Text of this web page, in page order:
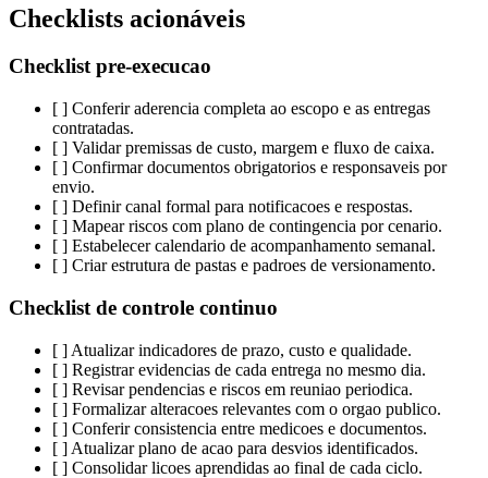
Checklists acionáveis
Checklist pre-execucao
[ ] Conferir aderencia completa ao escopo e as entregas
contratadas.
[ ] Validar premissas de custo, margem e fluxo de caixa.
[ ] Confirmar documentos obrigatorios e responsaveis por
envio.
[ ] Definir canal formal para notificacoes e respostas.
[ ] Mapear riscos com plano de contingencia por cenario.
[ ] Estabelecer calendario de acompanhamento semanal.
[ ] Criar estrutura de pastas e padroes de versionamento.
Checklist de controle continuo
[ ] Atualizar indicadores de prazo, custo e qualidade.
[ ] Registrar evidencias de cada entrega no mesmo dia.
[ ] Revisar pendencias e riscos em reuniao periodica.
[ ] Formalizar alteracoes relevantes com o orgao publico.
[ ] Conferir consistencia entre medicoes e documentos.
[ ] Atualizar plano de acao para desvios identificados.
[ ] Consolidar licoes aprendidas ao final de cada ciclo.